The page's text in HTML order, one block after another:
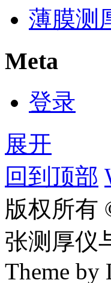
薄膜测
Meta
登录
展开
回到顶部
版权所有
张测厚仪
Theme by